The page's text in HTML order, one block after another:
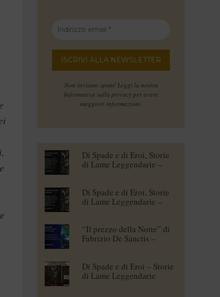
Non inviamo spam! Leggi la nostra
Informativa sulla privacy per avere
maggiori informazioni.
Di Spade e di Eroi, Storie
di Lame Leggendarie –
Di Spade e di Eroi, Storie
di Lame Leggendarie –
“Il prezzo della Notte” di
Fabrizio De Sanctis –
Di Spade e di Eroi – Storie
di Lame Leggendarie